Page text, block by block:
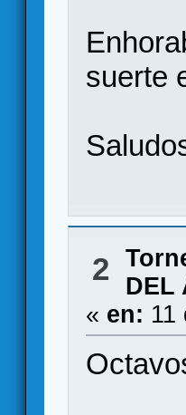
suerte
2
DEL
« en: 11